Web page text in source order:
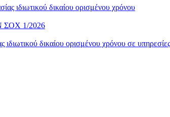
ιδιωτικού δικαίου ορισμένου χρόνου
1/2026
δικαίου ορισμένου χρόνου σε